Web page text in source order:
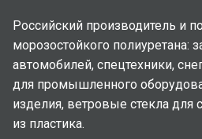
Российский производитель и
морозостойкого полиуретана:
автомобилей, спецтехники,
для промышленного
изделия, ветровые стекла для
из пластика.